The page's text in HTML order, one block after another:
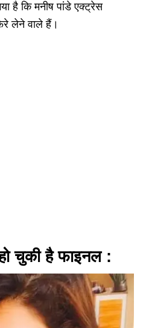
है कि मनीष पांडे एक्ट्रेस
लेने वाले हैं।
चुकी है फाइनल :